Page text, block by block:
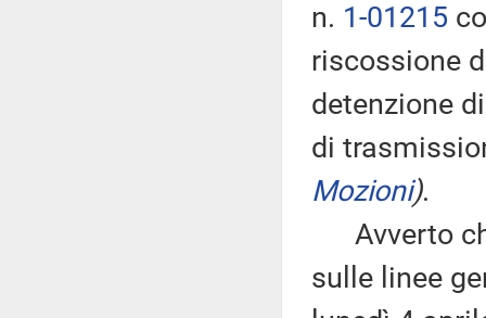
n. 1-01215
riscossione
detenzione
di
Mozioni).
Avverto
sulle linee